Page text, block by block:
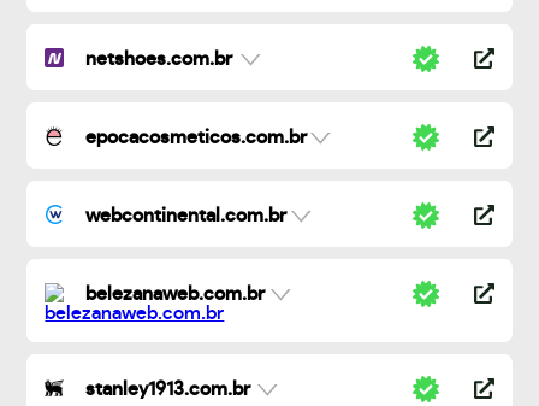
netshoes.com.br
epocacosmeticos.com.br
webcontinental.com.br
belezanaweb.com.br
stanley1913.com.br